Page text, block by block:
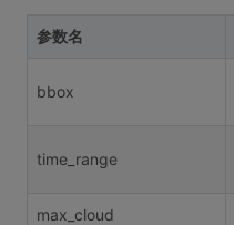
参数名
bbox
time_range
max_cloud